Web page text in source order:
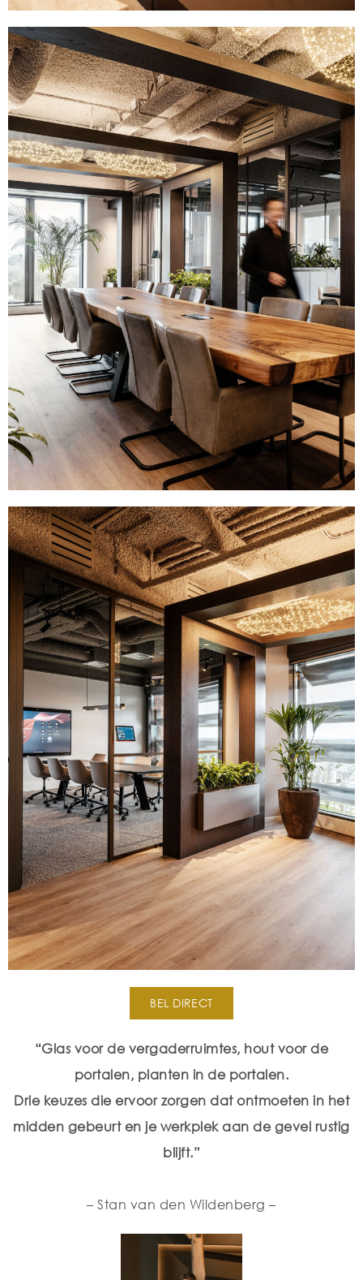
BEL DIRECT
“Glas voor de vergaderruimtes, hout voor de
portalen, planten in de portalen.
Drie keuzes die ervoor zorgen dat ontmoeten in het
midden gebeurt en je werkplek aan de gevel rustig
blijft.”
– Stan van den Wildenberg –